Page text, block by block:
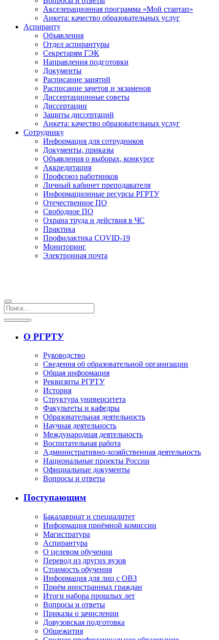
Акселерационная программа «Мой стартап»
Анкета: качество образовательных услуг
Аспиранту
Объявления
Отдел аспирантуры
Секретарям ГЭК
Направления подготовки
Документы
Расписание занятий
Расписание зачетов и экзаменов
Диссертационные советы
Диссертации
Защиты диссертаций
Анкета: качество образовательных услуг
Сотруднику
Информация для сотрудников
Документы, приказы
Объявления о выборах, конкурсе
Аккредитация
Профсоюз работников
Личный кабинет преподавателя
Информационные ресурсы РГРТУ
Отечественное ПО
Свободное ПО
Охрана труда и действия в ЧС
Практика
Профилактика COVID-19
Мониторинг
Электронная почта
О РГРТУ
Руководство
Сведения об образовательной организации
Общая информация
Реквизиты РГРТУ
История
Структура университета
Факультеты и кафедры
Образовательная деятельность
Научная деятельность
Международная деятельность
Воспитательная работа
Административно-хозяйственная деятельность
Национальные проекты России
Официальные документы
Вопросы и ответы
Поступающим
Бакалавриат и специалитет
Информация приёмной комиссии
Магистратура
Аспирантура
О целевом обучении
Перевод из других вузов
Стоимость обучения
Информация для лиц с ОВЗ
Приём иностранных граждан
Итоги набора прошлых лет
Вопросы и ответы
Приказы о зачислении
Довузовская подготовка
Общежития